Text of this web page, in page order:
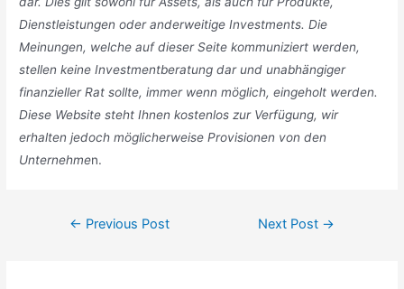
Dienstleistungen oder anderweitige Investments. Die
Meinungen, welche auf dieser Seite kommuniziert werden,
stellen keine Investmentberatung dar und unabhängiger
finanzieller Rat sollte, immer wenn möglich, eingeholt werden.
Diese Website steht Ihnen kostenlos zur Verfügung, wir
erhalten jedoch möglicherweise Provisionen von den
Unternehmen.
Post← Previous Post Next Post →